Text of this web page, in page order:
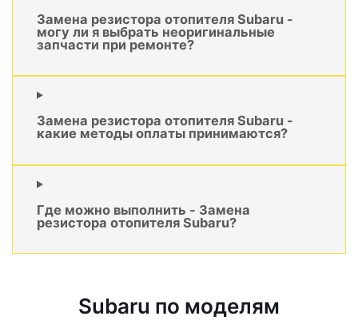
Замена резистора отопителя Subaru -
могу ли я выбрать неоригинальные
запчасти при ремонте?
Замена резистора отопителя Subaru -
какие методы оплаты принимаются?
Где можно выполнить - Замена
резистора отопителя Subaru?
Subaru по моделям